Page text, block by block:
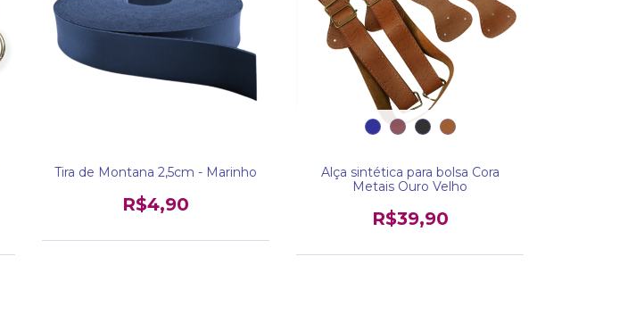
Tira de Montana 2,5cm - Marinho
R$4,90
Alça sintética para bolsa Cora
Metais Ouro Velho
R$39,90